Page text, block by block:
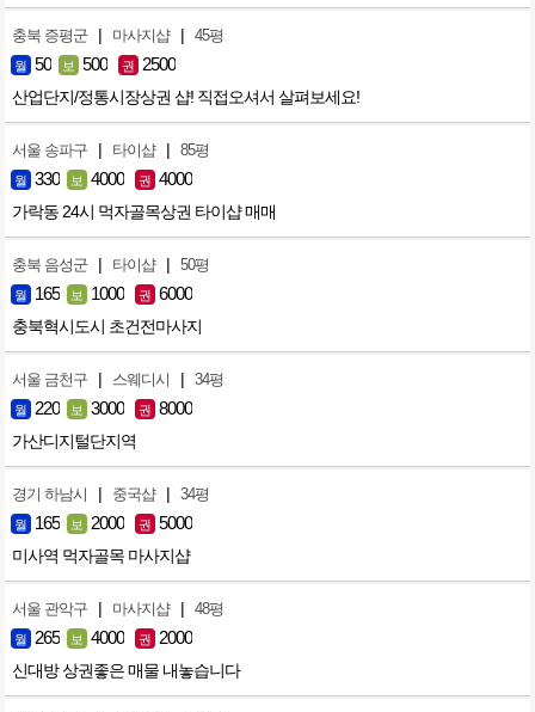
충북 증평군 | 마사지샵 | 45평
월 50 보 500 권 2500
산업단지/정통시장상권 샵! 직접오셔서 살펴보세요!
서울 송파구 | 타이샵 | 85평
월 330 보 4000 권 4000
가락동 24시 먹자골목상권 타이샵 매매
충북 음성군 | 타이샵 | 50평
월 165 보 1000 권 6000
충북혁시도시 초건전마사지
서울 금천구 | 스웨디시 | 34평
월 220 보 3000 권 8000
가산디지털단지역
경기 하남시 | 중국샵 | 34평
월 165 보 2000 권 5000
미사역 먹자골목 마사지샵
서울 관악구 | 마사지샵 | 48평
월 265 보 4000 권 2000
신대방 상권좋은 매물 내놓습니다